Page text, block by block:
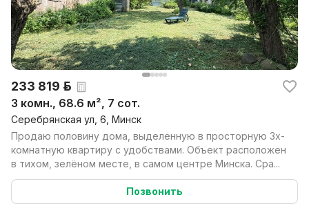
233 819 р.
3 комн., 68.6 м², 7 сот.
Серебрянская ул, 6, Минск
Продаю половину дома, выделенную в просторную 3х-
комнатную квартиру с удобствами. Объект расположен
в тихом, зелёном месте, в самом центре Минска. Сра...
Позвонить